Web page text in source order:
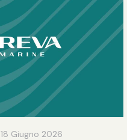
18 Giugno 2026